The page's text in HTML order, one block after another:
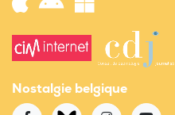
Nostalgie belgique